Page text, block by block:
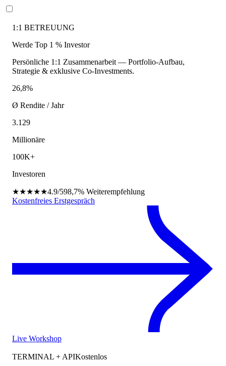
1:1 BETREUUNG
Werde Top 1 % Investor
Persönliche 1:1 Zusammenarbeit — Portfolio-Aufbau,
Strategie & exklusive Co-Investments.
26,8%
Ø Rendite / Jahr
3.129
Millionäre
100K+
Investoren
★★★★★4.9/598,7% Weiterempfehlung
Kostenfreies Erstgespräch
Live Workshop
TERMINAL + APIKostenlos